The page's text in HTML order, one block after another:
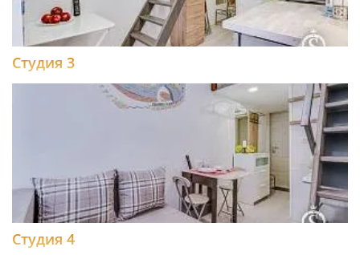
Студия 3
Студия 4